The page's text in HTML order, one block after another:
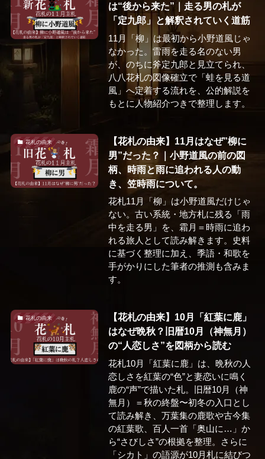
は“後から来た”｜走る男の札が
「定九郎」と解釈されていく道筋
11月「柳」は最初から小野道風じゃ
なかった。雷雨を走る名のない男
が、のちに斧定九郎と見立てられ、
八八花札の図像確立で「蛙を見る道
風」へ定着する流れを、公的解説を
もとに人物紹介つきで整理します。
花札の由来
【花札の由来】11月はなぜ”柳に
男”だった？｜小野道風の前の図
柄、時雨と雨に追われる人の動
き、笠時雨について。
花札11月「柳」は小野道風だけじゃ
ない。古い系統・地方札に残る「雨
中を走る男」を、霜月＝時雨に追わ
れる旅人として読み解きます。史料
に基づく整理に加え、季語・和歌を
手がかりにした筆者の推測も含みま
す。
花札の由来
【花札の由来】10月「紅葉に鹿」
はなぜ晩秋？旧暦10月（神無月）
の“人恋しさ”を図柄から読む
花札10月「紅葉に鹿」は、晩秋の人
恋しさを紅葉の“色”と妻恋いに鳴く
鹿の“声”で描いた札。旧暦10月（神
無月）＝秋の終盤〜初冬の入口とし
て読み解き、万葉集の鹿歌や古今集
の紅葉歌、百人一首「奥山に…」か
ら“さびしさ”の根拠を整理。さらに
「シカト」の語源が10月札に結びつ